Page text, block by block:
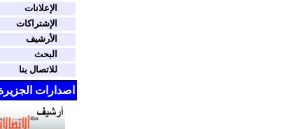
الإعلانات
الإشتراكات
الأرشيف
البحث
للاتصال بنا
اصدارات